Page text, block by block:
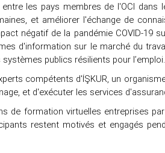
les pays membres de l'OCI dans
et améliorer l'échange de
négatif de la pandémie COVID-19
d'information sur le marché du
publics résilients pour l’emploi.
compétents d'İŞKUR, un
et d'exécuter les services
formation virtuelles entreprises
restent motivés et engagés